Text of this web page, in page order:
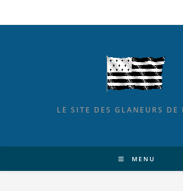
LE SITE DES GLANEURS DE
MENU